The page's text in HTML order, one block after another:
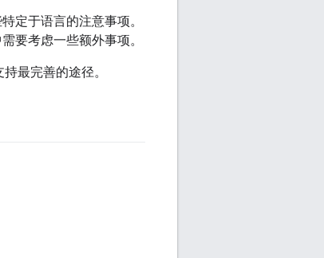
定于语言的注意事项。
需要考虑一些额外事项。
最完善的途径。